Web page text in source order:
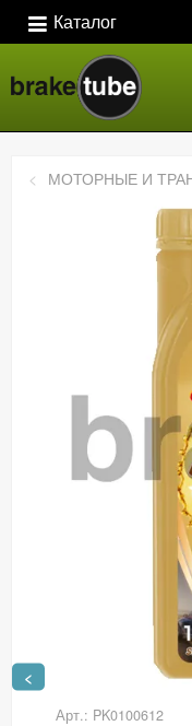
Каталог
<
МОТОРНЫЕ И
Арт.: PK0100612